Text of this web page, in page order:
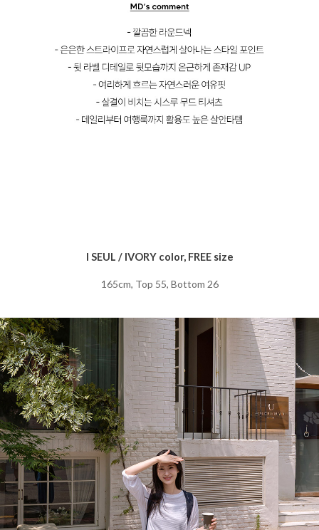
I SEUL / IVORY color, FREE size
165cm, Top 55, Bottom 26